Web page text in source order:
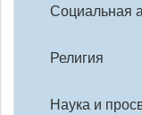
Социальная
Религия
Наука и